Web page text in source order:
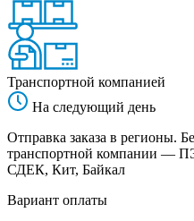
Транспортной компанией
На следующий день
Отправка заказа в регионы.
транспортной компании —
СДЕК, Кит, Байкал
Вариант оплаты